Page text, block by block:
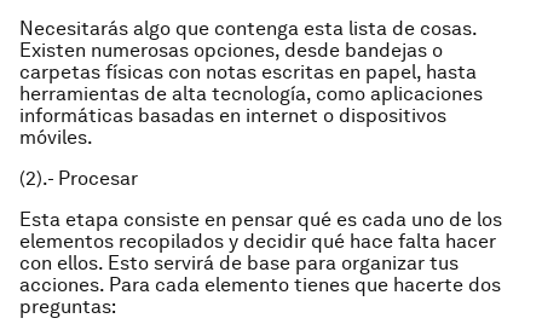
Necesitarás algo que contenga esta lista de cosas.
Existen numerosas opciones, desde bandejas o
carpetas físicas con notas escritas en papel, hasta
herramientas de alta tecnología, como aplicaciones
informáticas basadas en internet o dispositivos
móviles.
(2).- Procesar
Esta etapa consiste en pensar qué es cada uno de los
elementos recopilados y decidir qué hace falta hacer
con ellos. Esto servirá de base para organizar tus
acciones. Para cada elemento tienes que hacerte dos
preguntas: